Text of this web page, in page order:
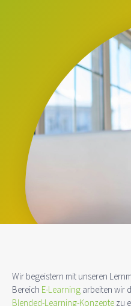
Wir begeistern mit unseren
Bereich E-Learning arbeiten wir
Blended-Learning-Konzepte zu